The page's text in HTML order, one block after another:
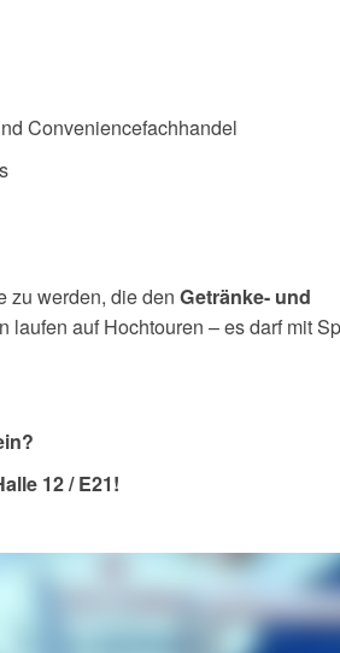
Conveniencefachhandel
zu werden, die den Getränke- und
auf Hochtouren – es darf mit
12 / E21!